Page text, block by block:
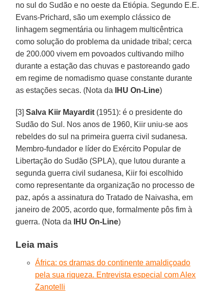
no sul do Sudão e no oeste da Etiópia. Segundo E.E.
Evans-Prichard, são um exemplo clássico de
linhagem segmentária ou linhagem multicêntrica
como solução do problema da unidade tribal; cerca
de 200.000 vivem em povoados cultivando milho
durante a estação das chuvas e pastoreando gado
em regime de nomadismo quase constante durante
as estações secas. (Nota da
IHU On-Line)
[3]Salva Kiir Mayardit (1951): é o presidente do
Sudão do Sul. Nos anos de 1960, Kiir uniu-se aos
rebeldes do sul na primeira guerra civil sudanesa.
Membro-fundador e líder do Exército Popular de
Libertação do Sudão (SPLA), que lutou durante a
segunda guerra civil sudanesa, Kiir foi escolhido
como representante da organização no processo de
paz, após a assinatura do Tratado de Naivasha, em
janeiro de 2005, acordo que, formalmente pôs fim à
guerra. (Nota da
IHU On-Line)
Leia mais
África: os dramas do continente amaldiçoado
pela sua riqueza. Entrevista especial com Alex
Zanotelli